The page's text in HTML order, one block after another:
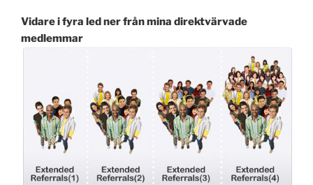
Vidare i fyra led ner från mina direktvärvade
medlemmar